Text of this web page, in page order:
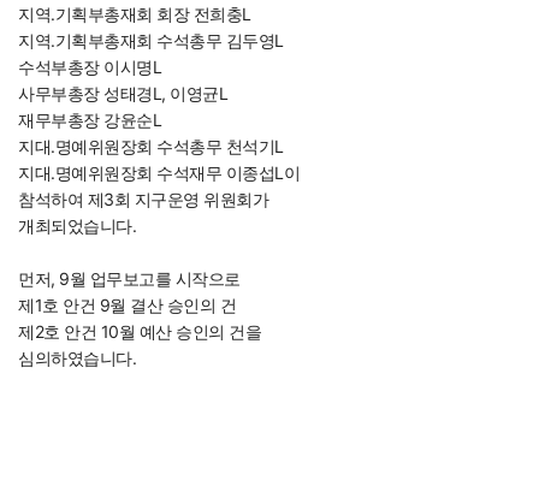
지역.기획부총재회 회장 전희충L
지역.기획부총재회 수석총무 김두영L
수석부총장 이시명L
사무부총장 성태경L, 이영균L
재무부총장 강윤순L
지대.명예위원장회 수석총무 천석기L
지대.명예위원장회 수석재무 이종섭L이
참석하여 제3회 지구운영 위원회가
개최되었습니다.
먼저, 9월 업무보고를 시작으로
제1호 안건 9월 결산 승인의 건
제2호 안건 10월 예산 승인의 건을
심의하였습니다.